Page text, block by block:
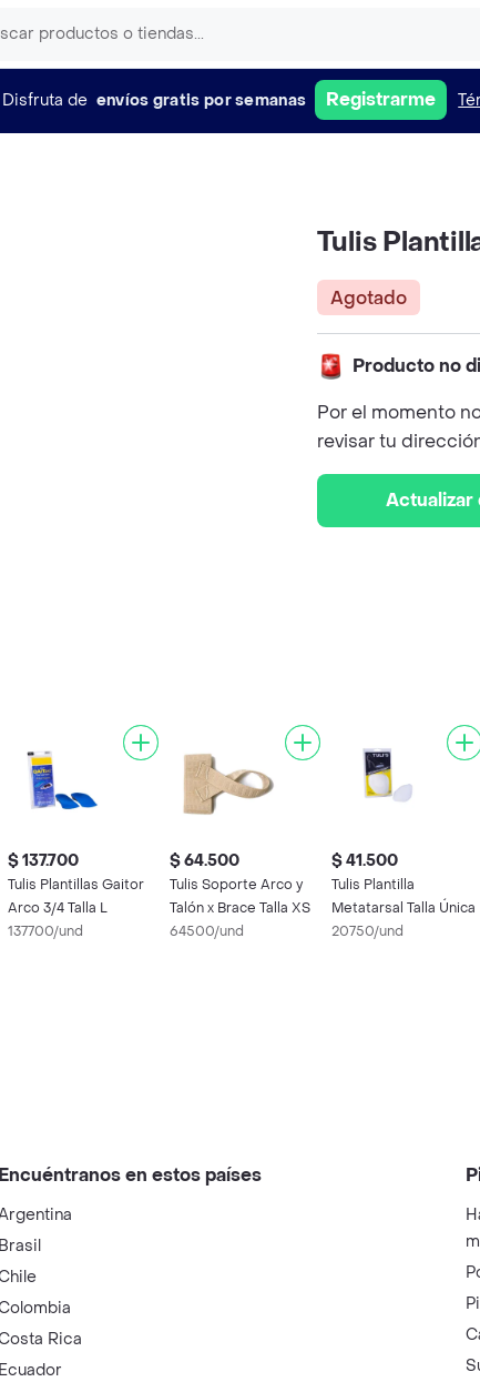
Disfruta de envíos gratis por semanas Registrarme
Tulis
Agotado
Producto no
Por el momento
revisar tu
Actualizar
$ 137.700
Tulis Plantillas Gaitor
Arco 3/4 Talla L
137700/und
$ 64.500
Tulis Soporte Arco y
Talón x Brace Talla XS
64500/und
$ 41.500
Tulis Plantilla
Metatarsal Talla Única
20750/und
Encuéntranos en estos países
Brasil
Rica
Ecuador